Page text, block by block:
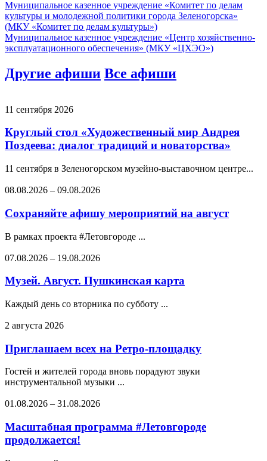
Муниципальное казенное учреждение «Комитет по делам
культуры и молодежной политики города Зеленогорска»
(МКУ «Комитет по делам культуры»)
Муниципальное казенное учреждение «Центр хозяйственно-
эксплуатационного обеспечения» (МКУ «ЦХЭО»)
Другие афиши Все афиши
11 сентября 2026
Круглый стол «Художественный мир Андрея
Поздеева: диалог традиций и новаторства»
11 сентября в Зеленогорском музейно-выставочном центре...
08.08.2026 – 09.08.2026
Сохраняйте афишу мероприятий на август
В рамках проекта #Летовгороде ...
07.08.2026 – 19.08.2026
Музей. Август. Пушкинская карта
Каждый день со вторника по субботу ...
2 августа 2026
Приглашаем всех на Ретро-площадку
Гостей и жителей города вновь порадуют звуки
инструментальной музыки ...
01.08.2026 – 31.08.2026
Масштабная программа #Летовгороде
продолжается!